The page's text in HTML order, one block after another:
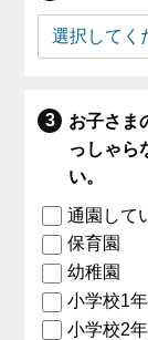
お子さま
っしゃら
い。
通園して
保育園
幼稚園
小学校1
小学校2